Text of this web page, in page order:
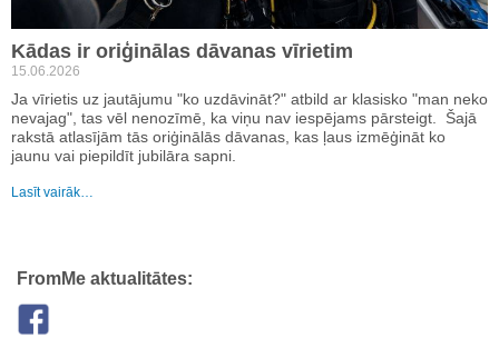
Kādas ir oriģinālas dāvanas vīrietim
15.06.2026
Ja vīrietis uz jautājumu "ko uzdāvināt?" atbild ar klasisko "man neko
nevajag", tas vēl nenozīmē, ka viņu nav iespējams pārsteigt. Šajā
rakstā atlasījām tās oriģinālās dāvanas, kas ļaus izmēģināt ko
jaunu vai piepildīt jubilāra sapni.
Lasīt vairāk…
FromMe aktualitātes: